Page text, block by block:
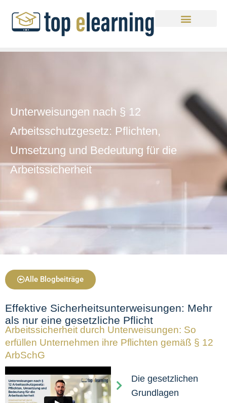
Unterweisungen nach § 12
Arbeitsschutzgesetz: Pflichten,
Umsetzung und Bedeutung für die
Arbeitssicherheit
Alle Blogbeiträge
Effektive Sicherheitsunterweisungen: Mehr
als nur eine gesetzliche Pflicht
Arbeitssicherheit durch Unterweisungen: So
erfüllen Unternehmen ihre Pflichten gemäß § 12
ArbSchG
Die gesetzlichen
Grundlagen